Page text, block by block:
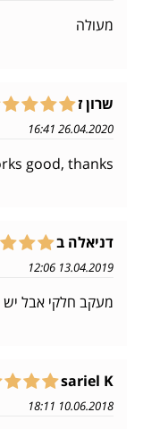
מעולה
שרון ז
26.04.2020 16:41
good, thanks
דניאלה ב
13.04.2019 12:06
מעקב חלקי אבל יש
sariel K
10.06.2018 18:11